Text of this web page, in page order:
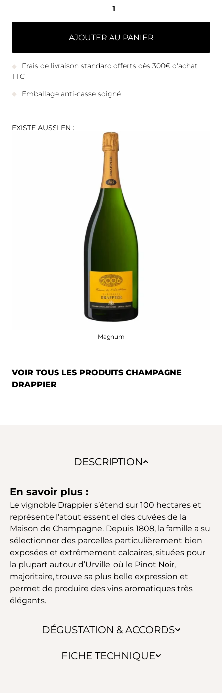
AJOUTER AU PANIER
Frais de livraison standard offerts dès 300€ d'achat
TTC
Emballage anti-casse soigné
EXISTE AUSSI EN :
Magnum
VOIR TOUS LES PRODUITS CHAMPAGNE
DRAPPIER
DESCRIPTION
DÉGUSTATION & ACCORDS
FICHE TECHNIQUE
En savoir plus :
Le vignoble Drappier s’étend sur 100 hectares et
représente l’atout essentiel des cuvées de la
Maison de Champagne. Depuis 1808, la famille a su
sélectionner des parcelles particulièrement bien
exposées et extrêmement calcaires, situées pour
la plupart autour d’Urville, où le Pinot Noir,
majoritaire, trouve sa plus belle expression et
permet de produire des vins aromatiques très
élégants.